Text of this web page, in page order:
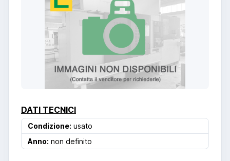
DATI TECNICI
Condizione: usato
Anno: non definito